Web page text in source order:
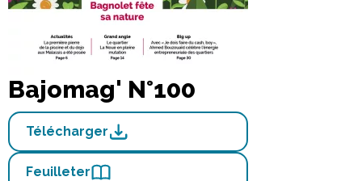
Bajomag' N°100
Télécharger
Feuilleter